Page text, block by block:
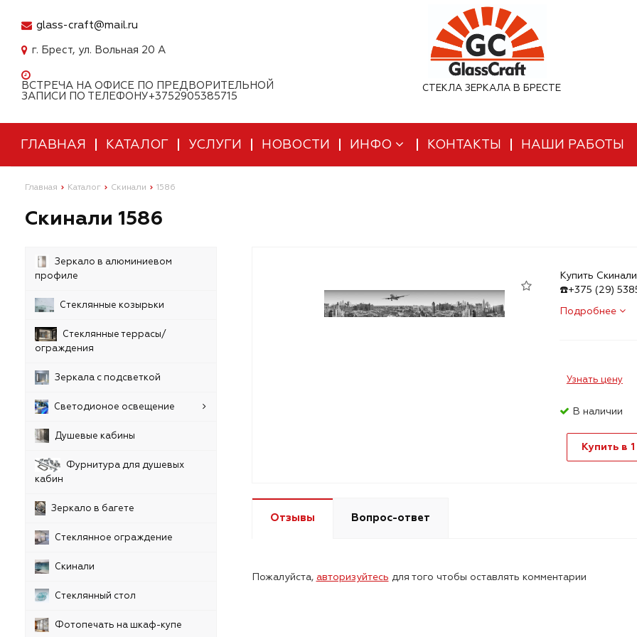
glass-craft@mail.ru
г. Брест, ул. Вольная 20 А
ВСТРЕЧА НА ОФИСЕ ПО ПРЕДВОРИТЕЛЬНОЙ
ЗАПИСИ ПО ТЕЛЕФОНУ+3752905385715
СТЕКЛА ЗЕРКАЛА В БРЕСТЕ
ГЛАВНАЯ КАТАЛОГ УСЛУГИ НОВОСТИ ИНФО КОНТАКТЫ НАШИ РАБОТЫ
Главная Каталог Скинали 1586
Скинали 1586
Зеркало в алюминиевом
профиле
Стеклянные козырьки
Стеклянные террасы/
ограждения
Зеркала с подсветкой
Светодионое освещение
Душевые кабины
Фурнитура для душевых
кабин
Зеркало в багете
Стеклянное ограждение
Скинали
Стеклянный стол
Фотопечать на шкаф-купе
Купить
☎️+375 (29)
Подробнее
Узнать цену
В наличии
Купить в
Отзывы Вопрос-ответ
Пожалуйста, авторизуйтесь для того чтобы оставлять комментарии